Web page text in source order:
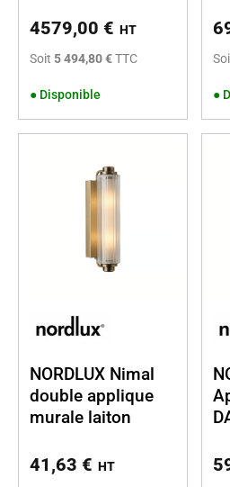
4579,00 € HT
Soit 5 494,80 €TTC
● Disponible ●
NORDLUX Nimal
double applique
murale laiton
41,63 € HT